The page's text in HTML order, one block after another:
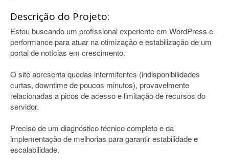
Descrição do Projeto:
Estou buscando um profissional experiente em WordPress e
performance para atuar na otimização e estabilização de um
portal de notícias em crescimento.
O site apresenta quedas intermitentes (indisponibilidades
curtas, downtime de poucos minutos), provavelmente
relacionadas a picos de acesso e limitação de recursos do
servidor.
Preciso de um diagnóstico técnico completo e da
implementação de melhorias para garantir estabilidade e
escalabilidade.